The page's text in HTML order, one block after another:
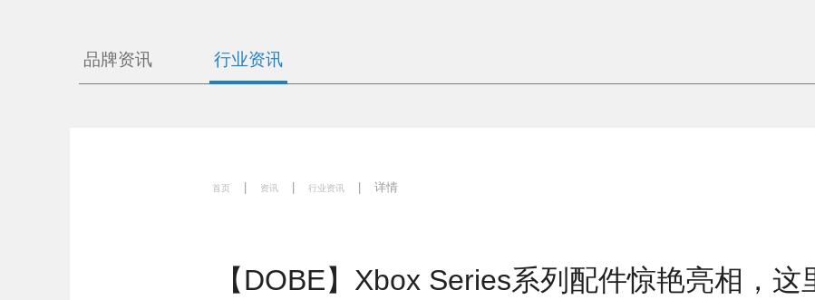
品牌资讯 行业资讯
首页 资讯 行业资讯 详情
【DOBE】Xbox Series系列配件惊艳亮相，这